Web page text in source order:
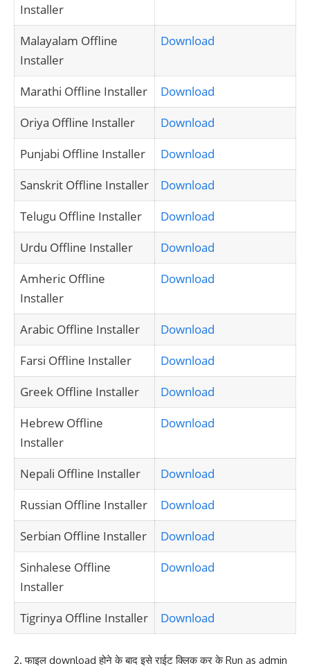
Installer
Malayalam Offline
Installer
Download
Marathi Offline Installer
Download
Oriya Offline Installer
Download
Punjabi Offline Installer
Download
Sanskrit Offline Installer
Download
Telugu Offline Installer
Download
Urdu Offline Installer
Download
Amheric Offline
Installer
Download
Arabic Offline Installer
Download
Farsi Offline Installer
Download
Greek Offline Installer
Download
Hebrew Offline
Installer
Download
Nepali Offline Installer
Download
Russian Offline Installer
Download
Serbian Offline Installer
Download
Sinhalese Offline
Installer
Download
Tigrinya Offline Installer Download
2. फाइल download होने के बाद इसे राईट क्लिक कर के Run as admin